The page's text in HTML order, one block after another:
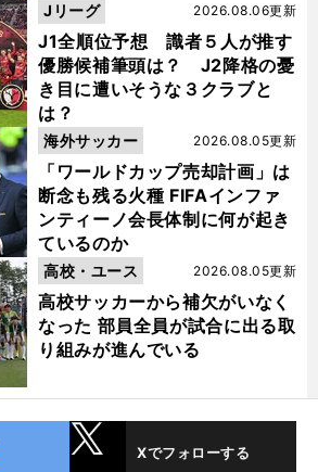
J1全順位予想 識者５人が推す
優勝候補筆頭は？ J2降格の憂
き目に遭いそうな３クラブと
は？
2026.08.06更新
Jリーグ
「ワールドカップ売却計画」は
断念も残る火種 FIFAインファ
ンティーノ会長体制に何が起き
ているのか
2026.08.05更新
海外サッカー
高校サッカーから補欠がいなく
なった 部員全員が試合に出る取
り組みが進んでいる
2026.08.05更新
高校・ユース
Xでフォローする